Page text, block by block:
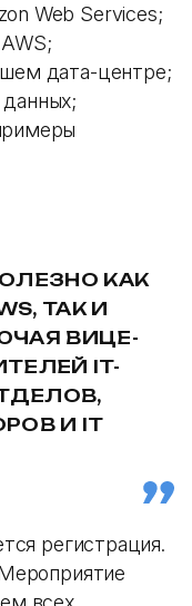
Web Services;
дата-центре;
КАК
ТАК И
ВИЦЕ-
IT-
И IT
регистрация.